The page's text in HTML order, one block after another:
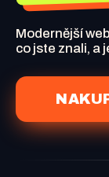
Modernější
co jste znali, a